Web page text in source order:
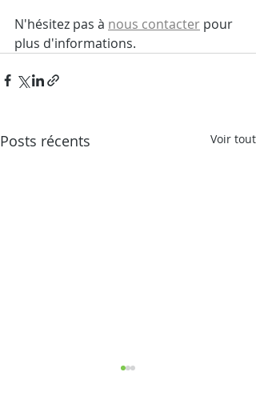
N'hésitez pas à nous contacter pour
plus d'informations.
Posts récents Voir tout